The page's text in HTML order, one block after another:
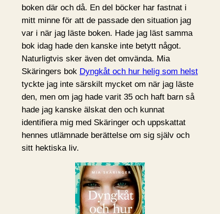
boken där och då. En del böcker har fastnat i
mitt minne för att de passade den situation jag
var i när jag läste boken. Hade jag läst samma
bok idag hade den kanske inte betytt något.
Naturligtvis sker även det omvända. Mia
Skäringers bok Dyngkåt och hur helig som helst
tyckte jag inte särskilt mycket om när jag läste
den, men om jag hade varit 35 och haft barn så
hade jag kanske älskat den och kunnat
identifiera mig med Skäringer och uppskattat
hennes utlämnade berättelse om sig själv och
sitt hektiska liv.